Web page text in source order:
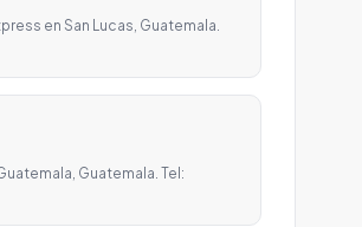
en San Lucas, Guatemala.
Guatemala. Tel: